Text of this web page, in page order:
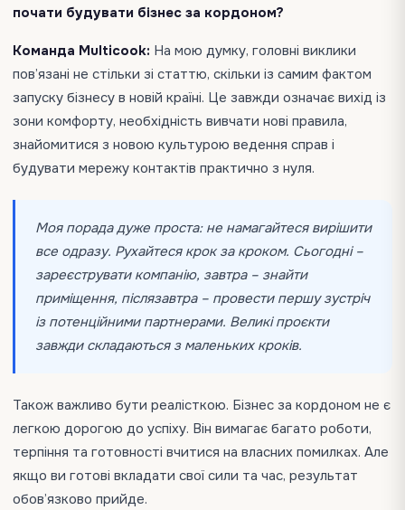
почати будувати бізнес за кордоном?
Команда Multicook: На мою думку, головні виклики
пов’язані не стільки зі статтю, скільки із самим фактом
запуску бізнесу в новій країні. Це завжди означає вихід із
зони комфорту, необхідність вивчати нові правила,
знайомитися з новою культурою ведення справ і
будувати мережу контактів практично з нуля.
Моя порада дуже проста: не намагайтеся вирішити
все одразу. Рухайтеся крок за кроком. Сьогодні –
зареєструвати компанію, завтра – знайти
приміщення, післязавтра – провести першу зустріч
із потенційними партнерами. Великі проєкти
завжди складаються з маленьких кроків.
Також важливо бути реалісткою. Бізнес за кордоном не є
легкою дорогою до успіху. Він вимагає багато роботи,
терпіння та готовності вчитися на власних помилках. Але
якщо ви готові вкладати свої сили та час, результат
обов’язково прийде.